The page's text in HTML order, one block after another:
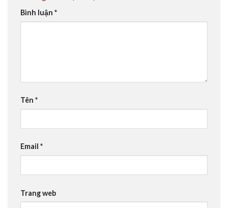
Bình luận *
Tên *
Email *
Trang web